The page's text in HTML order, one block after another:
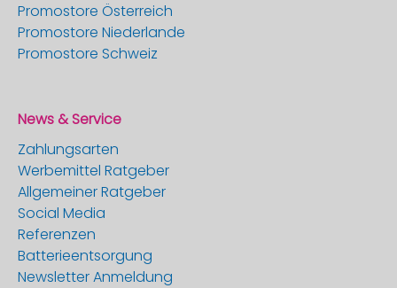
Promostore Österreich
Promostore Niederlande
Promostore Schweiz
News & Service
Zahlungsarten
Werbemittel Ratgeber
Allgemeiner Ratgeber
Social Media
Referenzen
Batterieentsorgung
Newsletter Anmeldung